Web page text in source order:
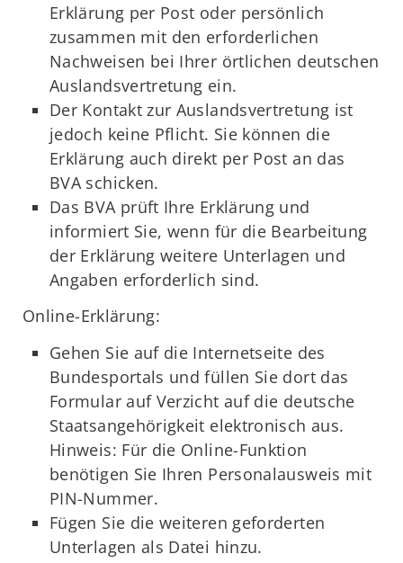
Erklärung per Post oder persönlich
zusammen mit den erforderlichen
Nachweisen bei Ihrer örtlichen deutschen
Auslandsvertretung ein.
Der Kontakt zur Auslandsvertretung ist
jedoch keine Pflicht. Sie können die
Erklärung auch direkt per Post an das
BVA schicken.
Das BVA prüft Ihre Erklärung und
informiert Sie, wenn für die Bearbeitung
der Erklärung weitere Unterlagen und
Angaben erforderlich sind.
Online-Erklärung:
Gehen Sie auf die Internetseite des
Bundesportals und füllen Sie dort das
Formular auf Verzicht auf die deutsche
Staatsangehörigkeit elektronisch aus.
Hinweis: Für die Online-Funktion
benötigen Sie Ihren Personalausweis mit
PIN-Nummer.
Fügen Sie die weiteren geforderten
Unterlagen als Datei hinzu.